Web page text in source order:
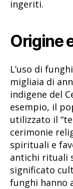
ingeriti.
Origine
L’uso di
migliaia di
indigene del
esempio, il
utilizzato il
cerimonie
spirituali e
antichi rituali
significato
funghi hanno